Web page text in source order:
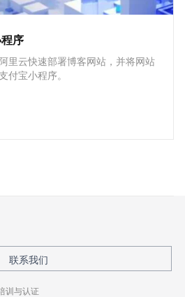
序
里云快速部署博客网站，并将网站
付宝小程序。
联系我们
训与认证